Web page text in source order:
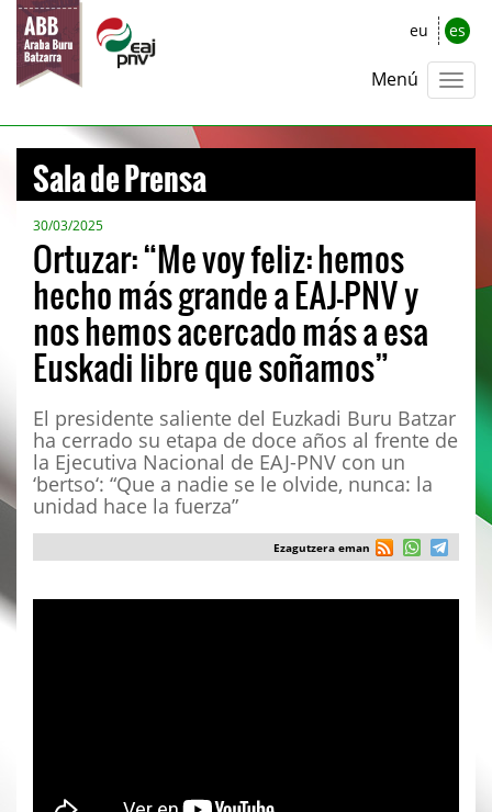
eu es
Menú
Sala de Prensa
30/03/2025
Ortuzar: “Me voy feliz: hemos
hecho más grande a EAJ-PNV y
nos hemos acercado más a esa
Euskadi libre que soñamos”
El presidente saliente del Euzkadi Buru Batzar
ha cerrado su etapa de doce años al frente de
la Ejecutiva Nacional de EAJ-PNV con un
‘bertso‘: “Que a nadie se le olvide, nunca: la
unidad hace la fuerza”
Ezagutzera eman